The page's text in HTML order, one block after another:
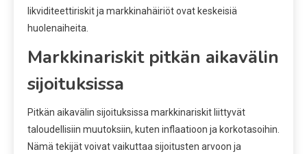
likviditeettiriskit ja markkinahäiriöt ovat keskeisiä
huolenaiheita.
Markkinariskit pitkän aikavälin
sijoituksissa
Pitkän aikavälin sijoituksissa markkinariskit liittyvät
taloudellisiin muutoksiin, kuten inflaatioon ja korkotasoihin.
Nämä tekijät voivat vaikuttaa sijoitusten arvoon ja